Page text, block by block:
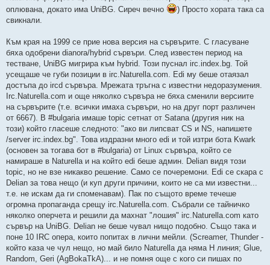
оплювана, докато има UniBG. Сиреч вечно
) Просто хората така са
свикнали.
Към края на 1999 се прие нова версия на сървърите. С гласуване
бяха одобрени dianora/hybrid сървъри. След известен период на
тестване, UniBG мигрира към hybrid. Този пуснал irc.index.bg. Той
усещаше че губи позиции в irc.Naturella.com. Edi му беше отаязал
достъпа до ircd сървъра. Мрежата тръгна с известни недоразумения.
Irc.Naturella.com и още няколко сървъра не бяха сменили версиите
на сървърите (т.е. всички имаха сървъри, но на друг порт различен
от 6667). В #bulgaria имаше topic сетнат от Satana (другия ник на
този) който гласеше следното: "ако ви липсват CS и NS, напишете
/server irc.index.bg". Това издразни много edi и той изтри бота Kwark
(основен за тогава бот в #bulgaria) от Linux сървъра, който се
намираше в Naturella и на който edi беше админ. Delian видя този
topic, но не взе никакво решение. Само се почеремони. Edi се скара с
Delian за това нещо (и куп други причини, които не са ми известни...
т.е. не искам да ги споменавам). Пак по същото време течеше
огромна пропаганда срещу irc.Naturella.com. Събрали се тайничко
няколко оперчета и решили да махнат "лошия" irc.Naturella.com като
сървър на UniBG. Delian не беше чувал нищо подобно. Също така и
поне 10 IRC опера, които попитах в лични мейли. (Screamer, Thunder -
който каза че чул нещо, но май било Naturella да няма H линия; Glue,
Random, Geri (AgBokaTkA)... и не помня още с кого си пишах по